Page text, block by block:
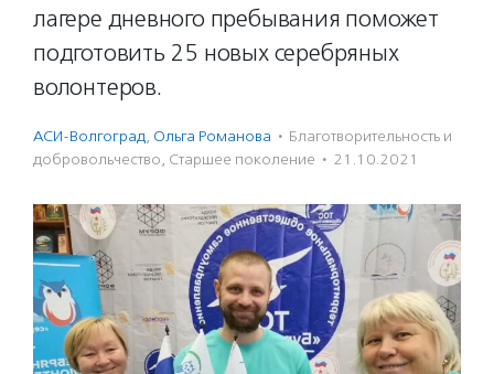
лагере дневного пребывания поможет
подготовить 25 новых серебряных
волонтеров.
АСИ-Волгоград, Ольга Романова · Благотвори­тель­ность и
доброволь­чест­во, Старшее поколение · 21.10.2021